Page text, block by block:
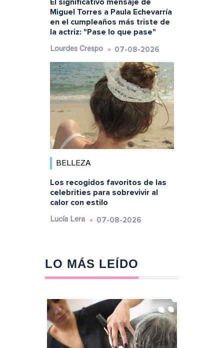
El significativo mensaje de
Miguel Torres a Paula Echevarría
en el cumpleaños más triste de
la actriz: "Pase lo que pase"
Lourdes Crespo 07-08-2026
BELLEZA
Los recogidos favoritos de las
celebrities para sobrevivir al
calor con estilo
Lucía Lera 07-08-2026
LO MÁS LEÍDO